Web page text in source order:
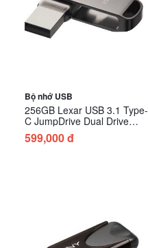
Bộ nhớ USB
256GB Lexar USB 3.1 Type-
C JumpDrive Dual Drive
D400 LJDD400256G-
BNQNG
599,000 đ